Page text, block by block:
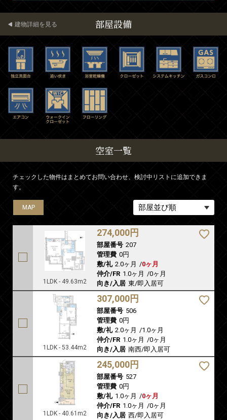
部屋設備
建物詳細を見る
空室一覧
チェックした物件はまとめてお問い合わせ、検討中リストに追加できま
す。
MAP
1LDK - 49.63m2
274,000円
部屋番号 207
管理費 0円
敷/礼 2.0ヶ月 /0ヶ月
仲介/FR 1.0ヶ月 /0ヶ月
向き/入居 東/即入居可
MAP
1LDK - 53.44m2
307,000円
部屋番号 506
管理費 0円
敷/礼 2.0ヶ月 /1.0ヶ月
仲介/FR 1.0ヶ月 /0ヶ月
向き/入居 南西/即入居可
MAP
1LDK - 40.61m2
245,000円
部屋番号 527
管理費 0円
敷/礼 1.0ヶ月 /0ヶ月
仲介/FR 1.0ヶ月 /0ヶ月
向き/入居 西/即入居可
MAP